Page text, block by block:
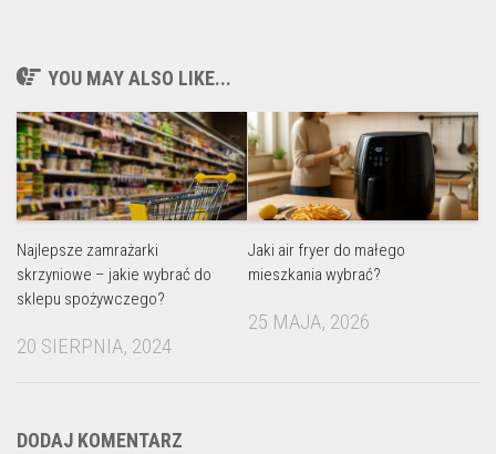
YOU MAY ALSO LIKE...
Najlepsze zamrażarki
skrzyniowe – jakie wybrać do
sklepu spożywczego?
20 SIERPNIA, 2024
Jaki air fryer do małego
mieszkania wybrać?
25 MAJA, 2026
DODAJ KOMENTARZ